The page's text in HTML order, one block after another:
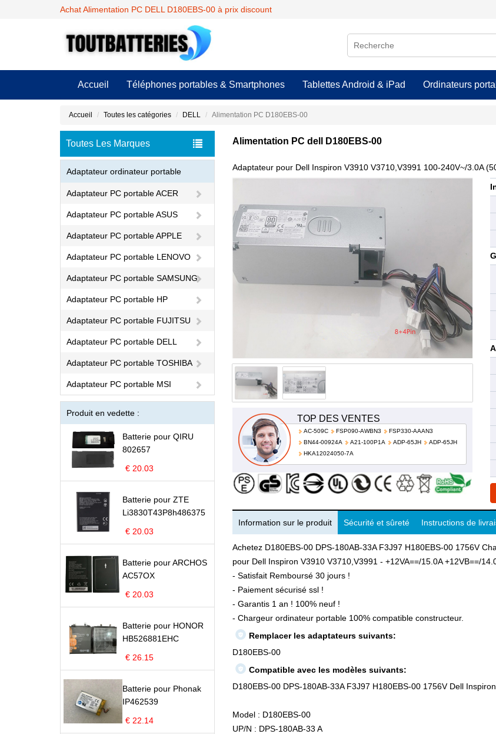
Achat Alimentation PC DELL D180EBS-00 à prix discount
Accueil Téléphones portables & Smartphones Tablettes Android & iPad Ordinateurs
Accueil Toutes les catégories DELL Alimentation PC D180EBS-00
Toutes Les Marques
Adaptateur ordinateur portable
Adaptateur PC portable ACER
Adaptateur PC portable ASUS
Adaptateur PC portable APPLE
Adaptateur PC portable LENOVO
Adaptateur PC portable SAMSUNG
Adaptateur PC portable HP
Adaptateur PC portable FUJITSU
Adaptateur PC portable DELL
Adaptateur PC portable TOSHIBA
Adaptateur PC portable MSI
Produit en vedette :
Batterie pour QIRU
802657
€ 20.03
Batterie pour ZTE
Li3830T43P8h486375
€ 20.03
Batterie pour ARCHOS
AC57OX
€ 20.03
Batterie pour HONOR
HB526881EHC
€ 26.15
Batterie pour Phonak
IP462539
€ 22.14
Alimentation PC dell D180EBS-00
Adaptateur pour Dell Inspiron V3910 V3710,V3991 100-240V~/3.0A
TOP DES VENTES
AC-509C FSP090-AWBN3
FSP330-AAAN3
BN44-00924A
A21-100P1A ADP-65JH
ADP-65JH
HKA12024050-7A
Information sur le produit Sécurité et sûreté Instructions de
Achetez D180EBS-00 DPS-180AB-33A F3J97 H180EBS-00 1756V
pour Dell Inspiron V3910 V3710,V3991 - +12VA==/15.0A +12VB==/
- Satisfait Remboursé 30 jours !
- Paiement sécurisé ssl !
- Garantis 1 an ! 100% neuf !
- Chargeur ordinateur portable 100% compatible constructeur.
Remplacer les adaptateurs suivants:
D180EBS-00
Compatible avec les modèles suivants:
D180EBS-00 DPS-180AB-33A F3J97 H180EBS-00 1756V Dell
Model : D180EBS-00
UP/N : DPS-180AB-33 A